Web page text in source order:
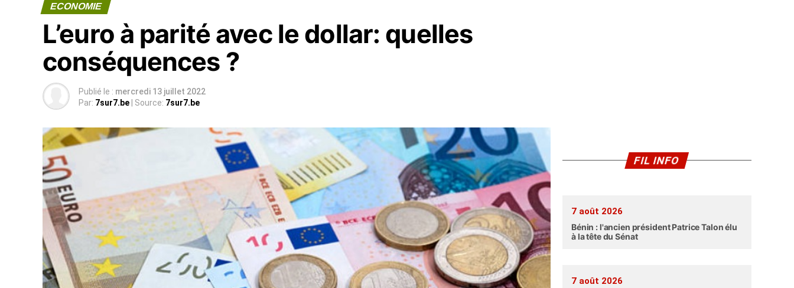
ECONOMIE
L’euro à parité avec le dollar: quelles
conséquences ?
Publié le : mercredi 13 juillet 2022
Par: 7sur7.be | Source: 7sur7.be
FIL INFO
7 août 2026
Bénin : l'ancien président Patrice Talon élu
à la tête du Sénat
7 août 2026